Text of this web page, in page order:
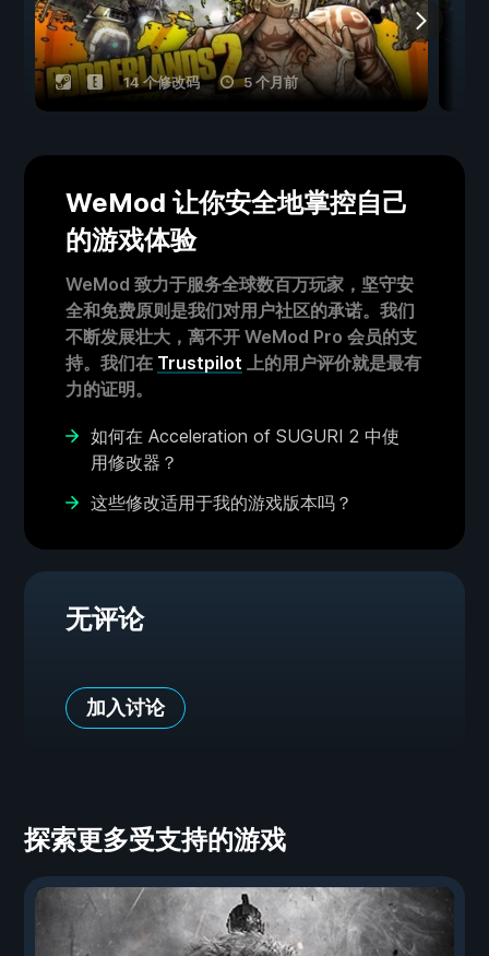
14 个修改码 5 个月前
WeMod 让你安全地掌控自己
的游戏体验
WeMod 致力于服务全球数百万玩家，坚守安
全和免费原则是我们对用户社区的承诺。我们
不断发展壮大，离不开 WeMod Pro 会员的支
持。我们在 Trustpilot 上的用户评价就是最有
力的证明。
如何在 Acceleration of SUGURI 2 中使
用修改器？
这些修改适用于我的游戏版本吗？
无评论
加入讨论
探索更多受支持的游戏